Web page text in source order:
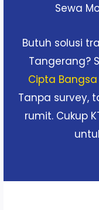
Sewa
Butuh solusi
Tangerang?
Cipta Bangsa
Tanpa survey,
rumit. Cukup